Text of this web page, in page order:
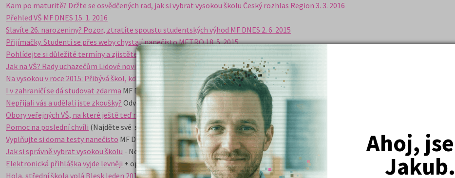
Ahoj,
Jakub.
Kam po maturitě? Držte se osvědčených rad, jak si vybrat vysokou školu Český rozhlas Region 3. 3. 2016
Přehled VŠ MF DNES 15. 1. 2016
Slavíte 26. narozeniny? Pozor, ztratíte spoustu studentských výhod MF DNES 2. 6. 2015
Přijímačky. Studenti se přes weby chystají nanečisto METRO 18. 5. 2015
Pohlídejte si důležité termíny a zjistěte šanci na přijetí MF Dnes30. 1. 2015
Jak na VŠ? Rady uchazečům Lidové noviny27. 1. 2015
Na vysokou v roce 2015: Přibývá škol, kde berou bez přijímaček+ přehled programů a dnů otevřených dveří MF Dnes 16. 1. 2015
I v zahraničí se dá studovat zdarma MF Dnes 10. 6. 2014
Nepřijali vás a udělali jste zkoušky? Odvolejte se MF Dnes 10. 6. 2014
Obory veřejných VŠ, na které ještě teď můžete podat přihláškuMF Dnes 22. 4. 2014
Pomoc na poslední chvíli (Najděte své slabé stránky a posilujte je) MF Dnes 22. 4. 2014
Vyplňujte si doma testy nanečisto MF Dnes 4. 2. 2014
Jak si správně vybrat vysokou školu - Novinky.cz 4. 2. 2014, náhledzde.
Elektronická přihláška vyjde levněji + oprava chybějících škol a programů ve stejné příloze (k článku ze 14. 1.) MF Dnes 28. 1. 2014
Hola, střední škola volá Blesk leden 2014